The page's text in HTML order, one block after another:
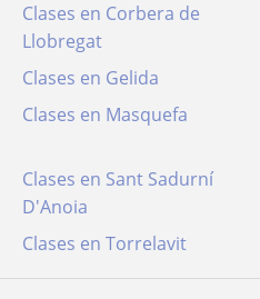
Clases en Corbera de
Llobregat
Clases en Gelida
Clases en Masquefa
Clases en Sant Sadurní
D'Anoia
Clases en Torrelavit